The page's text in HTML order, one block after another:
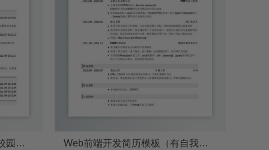
Web前端开发简历模板（有校园经历） Web前端开发简历模板（有自我评价）